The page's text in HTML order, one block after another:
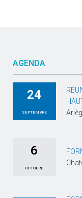
AGENDA
24
SEPTEMBRE
6
OCTOBRE